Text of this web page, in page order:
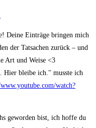
Deine Einträge bringen mich
der Tatsachen zurück – und
Art und Weise <3
Hier bleibe ich." musste ich
watch?
geworden bist, ich hoffe du